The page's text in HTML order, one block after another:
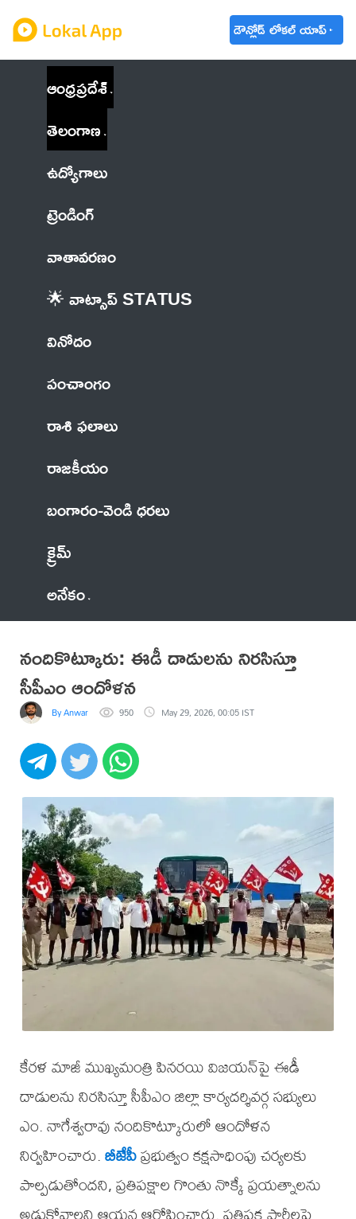
డౌన్లోడ్ లోకల్ యాప్
ఆంధ్రప్రదేశ్
తెలంగాణ
ఉద్యోగాలు
ట్రెండింగ్
వాతావరణం
🌟 వాట్సాప్ STATUS
వినోదం
పంచాంగం
రాశి ఫలాలు
రాజకీయం
బంగారం-వెండి ధరలు
క్రైమ్
అనేకం
నందికొట్కూరు: ఈడీ దాడులను నిరసిస్తూ
సీపీఎం ఆందోళన
By Anwar 950 May 29, 2026, 00:05 IST
కేరళ మాజీ ముఖ్యమంత్రి పినరయి విజయన్‌పై ఈడీ
దాడులను నిరసిస్తూ సీపీఎం జిల్లా కార్యదర్శివర్గ సభ్యులు
ఎం. నాగేశ్వరావు నందికొట్కూరులో ఆందోళన
నిర్వహించారు.బీజేపీప్రభుత్వం కక్షసాధింపు చర్యలకు
పాల్పడుతోందని, ప్రతిపక్షాల గొంతు నొక్కే ప్రయత్నాలను